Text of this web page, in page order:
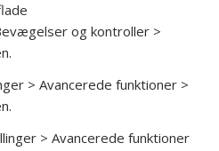
og kontroller >
> Avancerede funktioner >
> Avancerede funktioner